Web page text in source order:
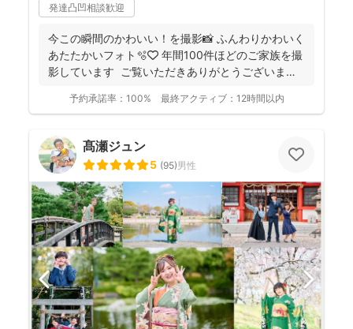
発達凸凹相談歓迎
今この瞬間のかわいい！を撮影📸 ふんわりかわいく
あたたかいフォト🫧🤍 年間100件ほどのご家族を撮
影しています ご覧いただきありがとうございま
予約承諾率： 100% 最終アクティブ： 12時間以内
髙瀬ジュン
5 (95)男性